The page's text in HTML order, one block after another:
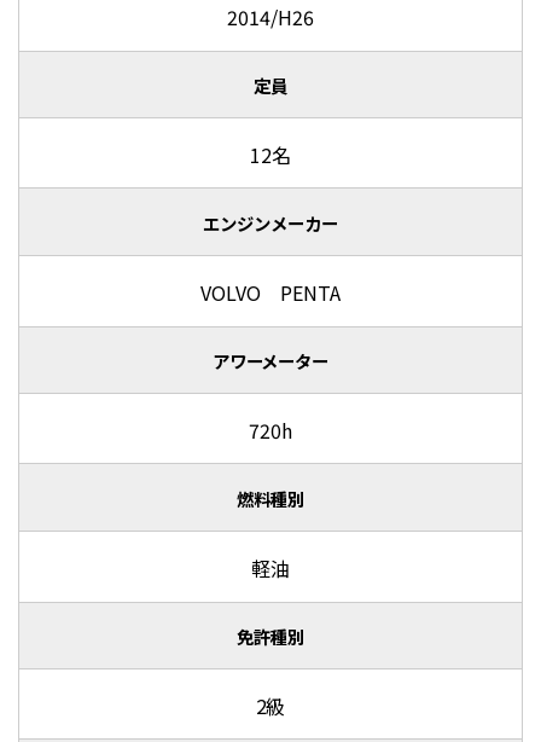
2014/H26
定員
12名
エンジンメーカー
VOLVO PENTA
アワーメーター
720h
燃料種別
軽油
免許種別
2級